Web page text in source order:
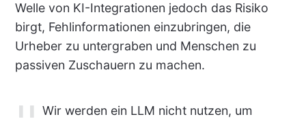
Welle von KI-Integrationen jedoch das Risiko
birgt, Fehlinformationen einzubringen, die
Urheber zu untergraben und Menschen zu
passiven Zuschauern zu machen.
Wir werden ein LLM nicht nutzen, um